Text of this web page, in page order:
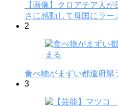
【画像】クロアチア人
さに感動して母国にラ
2
食べ物がまずい都道府県
3